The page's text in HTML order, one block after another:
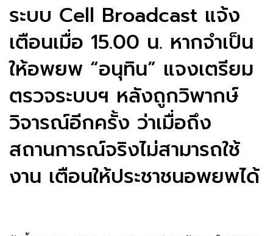
ระบบ Cell Broadcast แจ้ง
เตือนเมื่อ 15.00 น. หากจำเป็น
ให้อพยพ “อนุทิน” แจงเตรียม
ตรวจระบบฯ หลังถูกวิพากษ์
วิจารณ์อีกครั้ง ว่าเมื่อถึง
สถานการณ์จริงไม่สามารถใช้
งาน เตือนให้ประชาชนอพยพได้